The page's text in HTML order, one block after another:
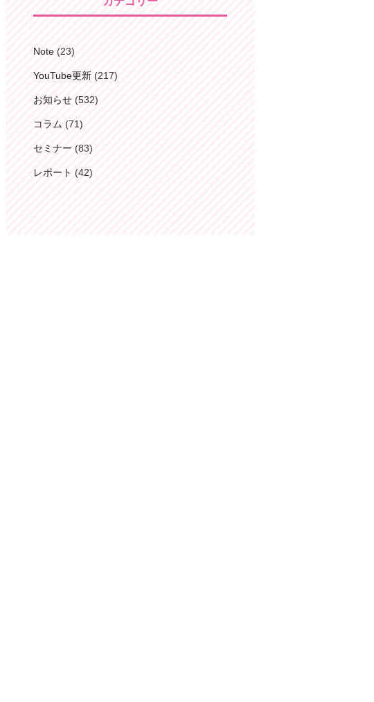
Note (23)
YouTube更新 (217)
お知らせ (532)
コラム (71)
セミナー (83)
レポート (42)